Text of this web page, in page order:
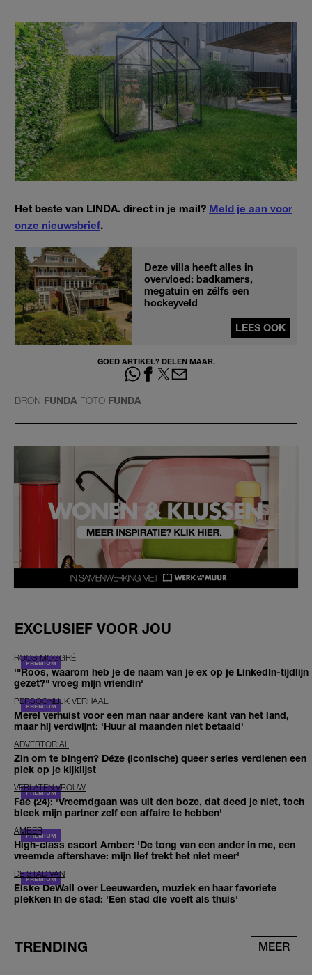
Het beste van LINDA. direct in je mail? Meld je aan voor
onze nieuwsbrief.
Deze villa heeft alles in
overvloed: badkamers,
megatuin en zélfs een
hockeyveld
LEES OOK
GOED ARTIKEL? DELEN MAAR.
BRON FUNDA FOTO FUNDA
EXCLUSIEF VOOR JOU
ROOS MOGGRÉ
'"Roos, waarom heb je de naam van je ex op je LinkedIn-tijdlijn
gezet?" vroeg mijn vriendin'
PERSOONLIJK VERHAAL
Merel verhuist voor een man naar andere kant van het land,
maar hij verdwijnt: 'Huur al maanden niet betaald'
ADVERTORIAL
Zin om te bingen? Déze (iconische) queer series verdienen een
plek op je kijklijst
VERLATEN VROUW
Fae (24): 'Vreemdgaan was uit den boze, dat deed je niet, toch
bleek mijn partner zelf een affaire te hebben'
AMBER
High-class escort Amber: 'De tong van een ander in me, een
vreemde aftershave: mijn lief trekt het niet meer'
DE STAD VAN
Elske DeWall over Leeuwarden, muziek en haar favoriete
plekken in de stad: 'Een stad die voelt als thuis'
TRENDING MEER